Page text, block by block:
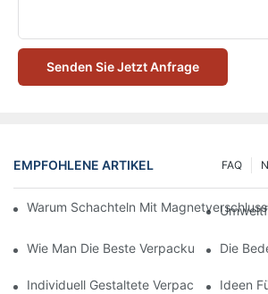
Senden Sie Jetzt Anfrage
EMPFOHLENE ARTIKEL FAQ
Warum Schachteln Mit
Wie Man Die Beste Verpackung Für
Die
Individuell Gestaltete VerpackungenIdeen